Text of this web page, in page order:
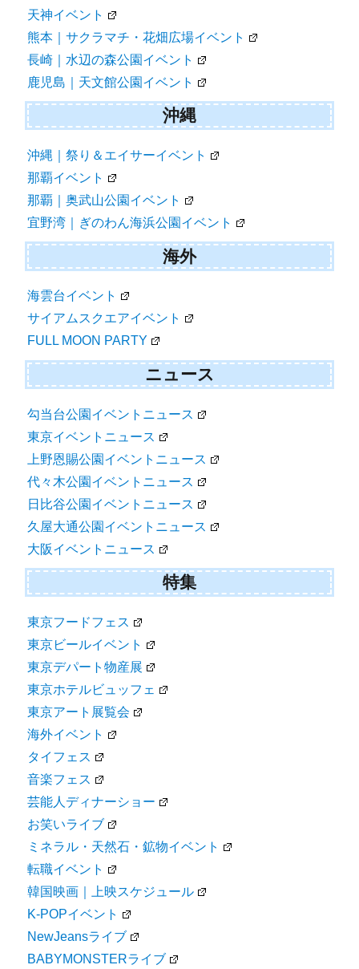
天神イベント
熊本｜サクラマチ・花畑広場イベント
長崎｜水辺の森公園イベント
鹿児島｜天文館公園イベント
沖縄
沖縄｜祭り＆エイサーイベント
那覇イベント
那覇｜奥武山公園イベント
宜野湾｜ぎのわん海浜公園イベント
海外
海雲台イベント
サイアムスクエアイベント
FULL MOON PARTY
ニュース
勾当台公園イベントニュース
東京イベントニュース
上野恩賜公園イベントニュース
代々木公園イベントニュース
日比谷公園イベントニュース
久屋大通公園イベントニュース
大阪イベントニュース
特集
東京フードフェス
東京ビールイベント
東京デパート物産展
東京ホテルビュッフェ
東京アート展覧会
海外イベント
タイフェス
音楽フェス
芸能人ディナーショー
お笑いライブ
ミネラル・天然石・鉱物イベント
転職イベント
韓国映画｜上映スケジュール
K-POPイベント
NewJeansライブ
BABYMONSTERライブ